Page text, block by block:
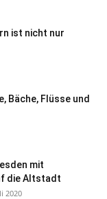
ist nicht nur
Bäche, Flüsse und
mit
die Altstadt
2020